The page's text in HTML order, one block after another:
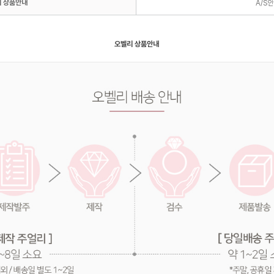
상품안내 A/S안
오벨리 상품안내